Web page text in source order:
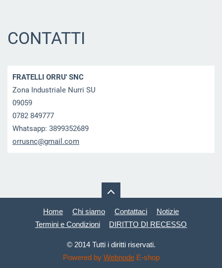
CONTATTI
FRATELLI ORRU' SNC
Zona Industriale Nurri SU
09059
0782 849777
Whatsapp: 3899352689
orrusnc@gmail.com
Home Chi siamo Contattaci
Notizie
Termini e Condizioni
DIRITTO DI RECESSO
© 2014 Tutti i diritti riservati.
Powered by WebnodeE-shop